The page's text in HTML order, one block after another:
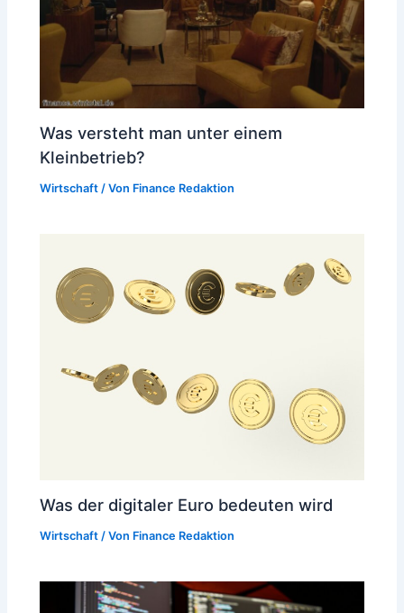
Was versteht man unter einem
Kleinbetrieb?
Wirtschaft / Von Finance Redaktion
Was der digitaler Euro bedeuten wird
Wirtschaft / Von Finance Redaktion